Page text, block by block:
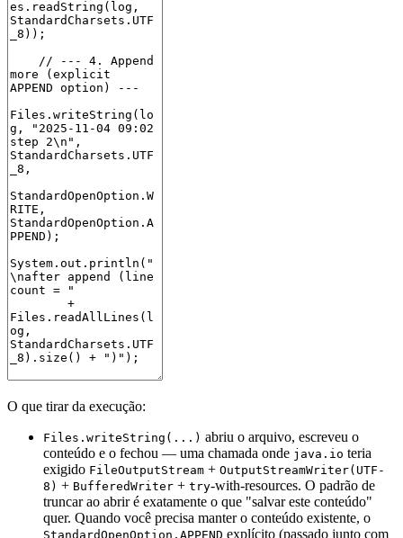
O que tirar da execução:
Files.writeString(...) abriu o arquivo, escreveu o
conteúdo e o fechou — uma chamada onde java.io teria
exigido FileOutputStream + OutputStreamWriter(UTF-
8) + BufferedWriter + try-with-resources. O padrão de
truncar ao abrir é exatamente o que "salvar este conteúdo"
quer. Quando você precisa manter o conteúdo existente, o
StandardOpenOption.APPEND explícito (passado junto com